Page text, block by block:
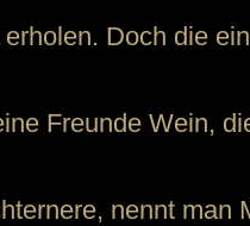
Doch die
Freunde Wein,
nennt man